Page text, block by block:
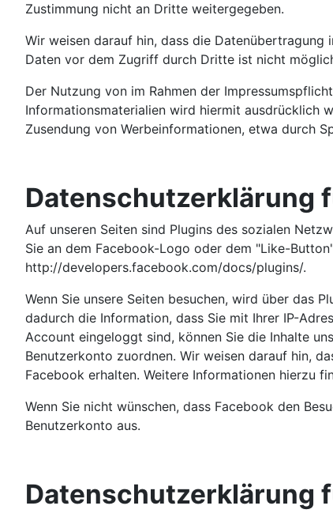
Zustimmung nicht an Dritte weitergegeben.
Wir weisen darauf hin, dass die
Daten vor dem Zugriff durch Dritte ist nicht
Der Nutzung von im Rahmen der
Informationsmaterialien wird hiermit ausdrücklich
Zusendung von Werbeinformationen, etwa durch
Datenschutzerklärung
Auf unseren Seiten sind Plugins des sozialen
Sie an dem Facebook-Logo oder dem "Like-
http://developers.facebook.com/docs/plugins/.
Wenn Sie unsere Seiten besuchen, wird über das
dadurch die Information, dass Sie mit Ihrer IP-
Account eingeloggt sind, können Sie die Inhalte
Benutzerkonto zuordnen. Wir weisen darauf hin,
Facebook erhalten. Weitere Informationen hierzu
Wenn Sie nicht wünschen, dass Facebook den
Benutzerkonto aus.
Datenschutzerklärung